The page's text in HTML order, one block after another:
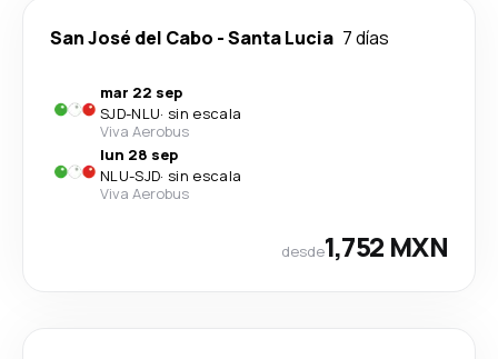
San José del Cabo -Santa Lucia 7 días
mar 22 sep
SJD-NLU· sin escala
Viva Aerobus
lun 28 sep
NLU-SJD· sin escala
Viva Aerobus
desde1,752 MXN